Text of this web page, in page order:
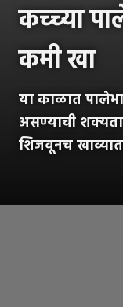
कच्च्या
कमी खा
या काळात
असण्याची
शिजवूनच